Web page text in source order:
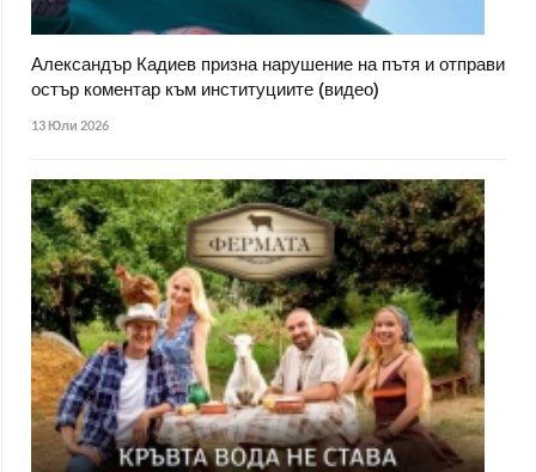
Александър Кадиев призна нарушение на пътя и отправи
остър коментар към институциите (видео)
13 Юли 2026